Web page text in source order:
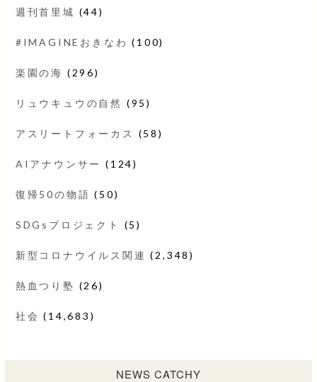
週刊首里城 (44)
#IMAGINEおきなわ (100)
楽園の海 (296)
リュウキュウの自然 (95)
アスリートフォーカス (58)
AIアナウンサー (124)
復帰50の物語 (50)
SDGsプロジェクト (5)
新型コロナウイルス関連 (2,348)
熱血つり塾 (26)
社会 (14,683)
NEWS CATCHY